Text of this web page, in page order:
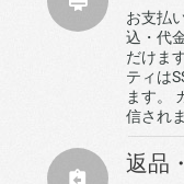
お支払
込・代
だけま
ティは
ます。
信され
返品